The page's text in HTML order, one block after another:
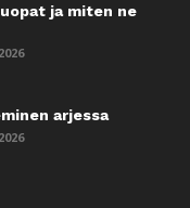
ja miten ne
arjessa